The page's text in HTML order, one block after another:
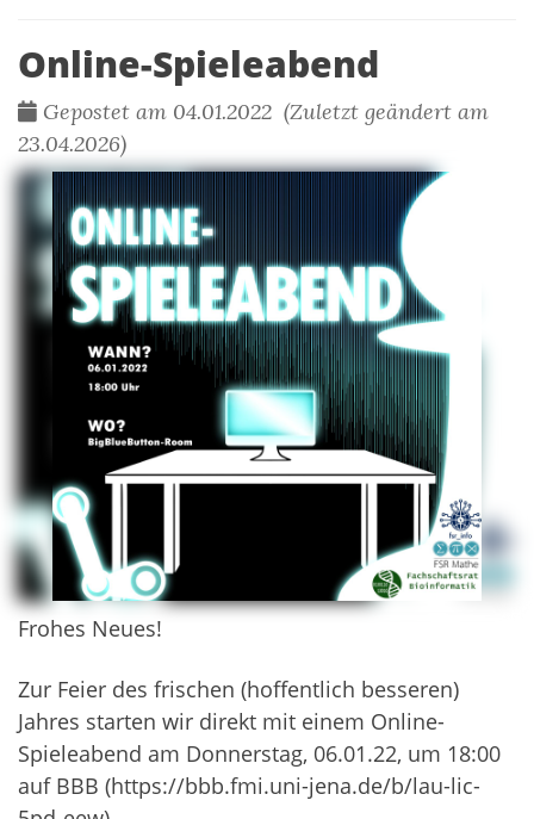
Online-Spieleabend
Gepostet am 04.01.2022 (Zuletzt geändert am
23.04.2026)
Frohes Neues!
Zur Feier des frischen (hoffentlich besseren)
Jahres starten wir direkt mit einem Online-
Spieleabend am Donnerstag, 06.01.22, um 18:00
auf BBB (https://bbb.fmi.uni-jena.de/b/lau-lic-